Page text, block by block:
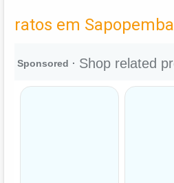
ratos em Sapopemba